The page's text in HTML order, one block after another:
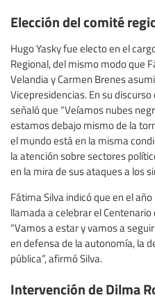
Elección del comité
Hugo Yasky fue electo en el
Regional, del mismo modo que
Velandia y Carmen Brenes
Vicepresidencias. En su
señaló que “Veíamos nubes
estamos debajo mismo de la
el mundo está en la misma
la atención sobre sectores
en la mira de sus ataques a los
Fátima Silva indicó que en el
llamada a celebrar el
“Vamos a estar y vamos a
en defensa de la autonomía, la
pública”, afirmó Silva.
Intervención de Dilma